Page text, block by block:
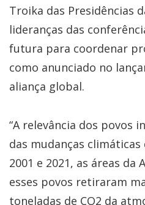
Troika das Presidências
lideranças das
futura para coordenar
como anunciado no
aliança global.
“A relevância dos povos
das mudanças
2001 e 2021, as áreas
esses povos retiraram
toneladas de CO2 da